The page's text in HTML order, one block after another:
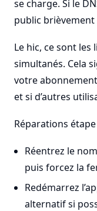
se charge. Si le
public
Le hic, ce sont les
simultanés. Cela
votre
et si d’autres
Réparations
Réentrez le
puis forcez la
Redémarrez
alternatif si